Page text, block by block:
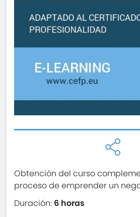
Obtención del curso
proceso de emprender un
Duración: 6 horas